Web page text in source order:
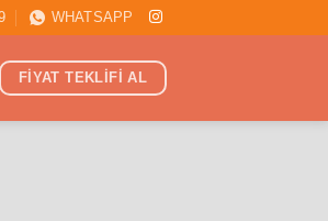
WHATSAPP
FİYAT TEKLİFİ AL